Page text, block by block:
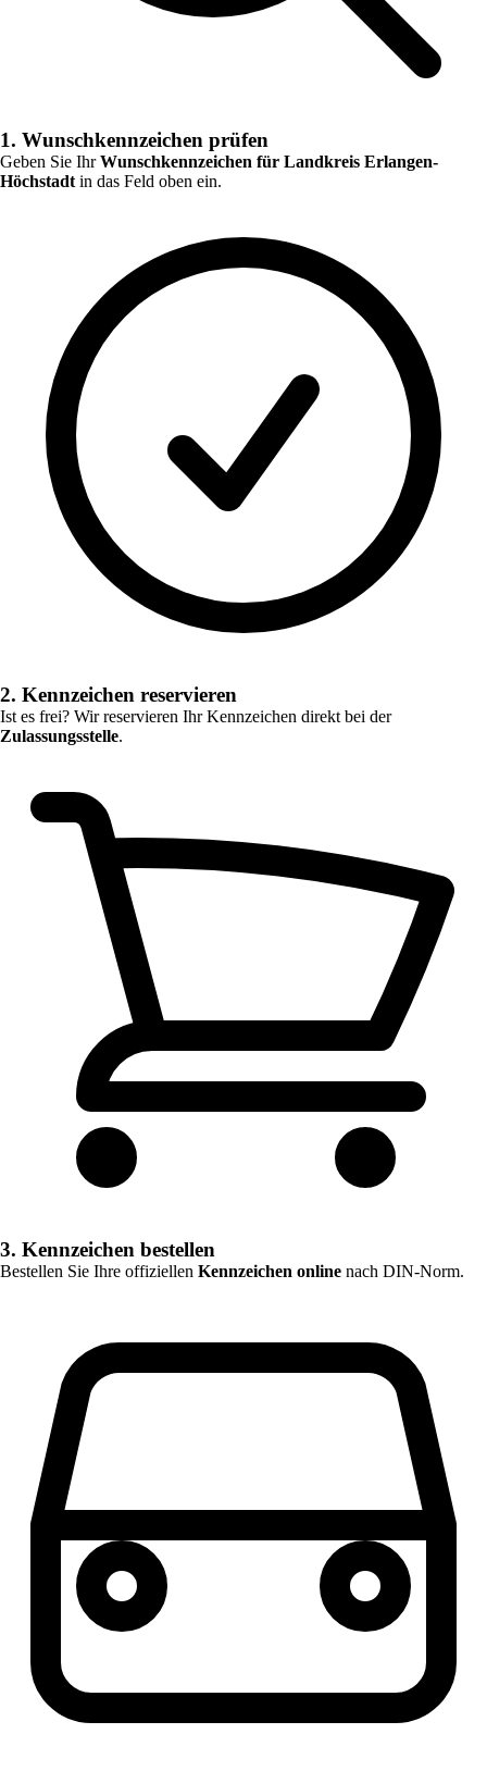
1. Wunschkennzeichen prüfen
Geben Sie IhrWunschkennzeichen für Landkreis Erlangen-
Höchstadt in das Feld oben ein.
2. Kennzeichen reservieren
Ist es frei? Wir reservieren Ihr Kennzeichen direkt bei der
Zulassungsstelle.
3. Kennzeichen bestellen
Bestellen Sie Ihre offiziellen Kennzeichen online nach DIN-Norm.